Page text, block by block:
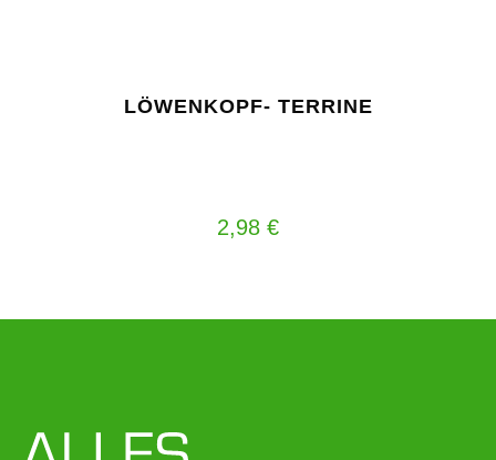
LÖWENKOPF- TERRINE
2,98 €